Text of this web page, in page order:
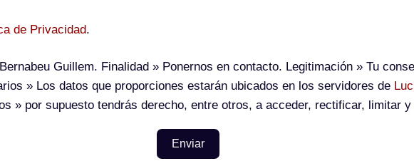
de Privacidad.
Guillem. Finalidad » Ponernos en contacto. Legitimación » Tu
» Los datos que proporciones estarán ubicados en los servidores de
» por supuesto tendrás derecho, entre otros, a acceder, rectificar, limitar
Enviar